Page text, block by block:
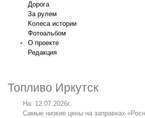
Дорога
За рулем
Колеса истории
Фотоальбом
О проекте
Редакция
Топливо Иркутск
На: 12.07.2026г.
Самые низкие цены на заправках